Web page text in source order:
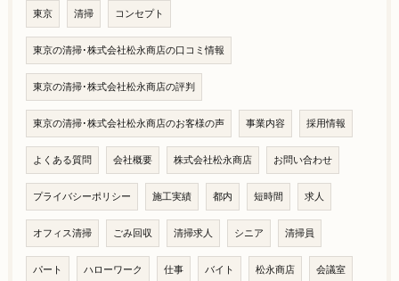
東京 清掃 コンセプト
東京の清掃･株式会社松永商店の口コミ情報
東京の清掃･株式会社松永商店の評判
東京の清掃･株式会社松永商店のお客様の声 事業内容 採用情報
よくある質問 会社概要 株式会社松永商店 お問い合わせ
プライバシーポリシー 施工実績 都内 短時間 求人
オフィス清掃 ごみ回収 清掃求人 シニア 清掃員
パート ハローワーク 仕事 バイト 松永商店 会議室